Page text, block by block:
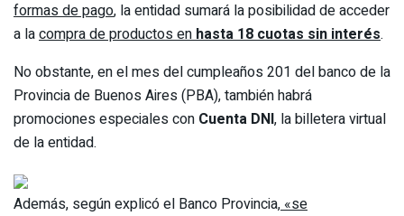
formas de pago, la entidad sumará la posibilidad de acceder
a lacompra de productos enhasta 18 cuotas sin interés.
No obstante, en el mes del cumpleaños 201 del bancode la
Provincia de Buenos Aires (PBA), también habrá
promociones especiales con Cuenta DNI, la billetera virtual
de la entidad.
Además, según explicó el Banco Provincia,«se